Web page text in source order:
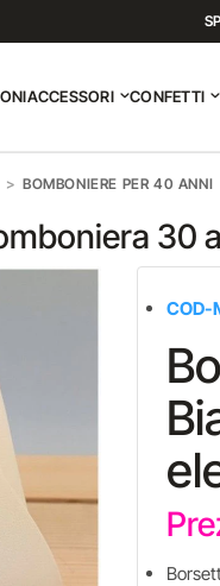
ACCESSORI CONFETTI
BOMBONIERE PER 40 ANNI
30
COD-